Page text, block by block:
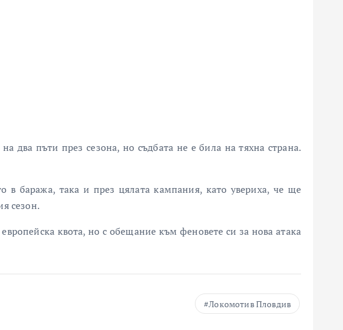
два пъти през сезона, но съдбата не е била на тяхна страна.
в баража, така и през цялата кампания, като увериха, че ще
сезон.
квота, но с обещание към феновете си за нова атака
Локомотив Пловдив